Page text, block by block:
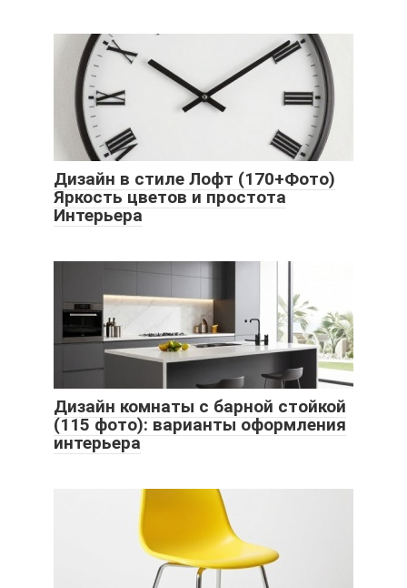
Дизайн в стиле Лофт (170+Фото)
Яркость цветов и простота
Интерьера
Дизайн комнаты с барной стойкой
(115 фото): варианты оформления
интерьера